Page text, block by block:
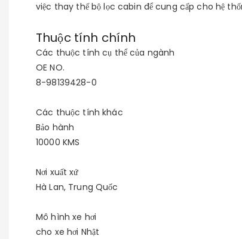
việc thay thế bộ lọc cabin để cung cấp cho hệ
Thuộc tính chính
Các thuộc tính cụ thể của ngành
OE NO.
8-98139428-0
Các thuộc tính khác
Bảo hành
10000 KMS
Nơi xuất xứ
Hà Lan, Trung Quốc
Mô hình xe hơi
cho xe hơi Nhật